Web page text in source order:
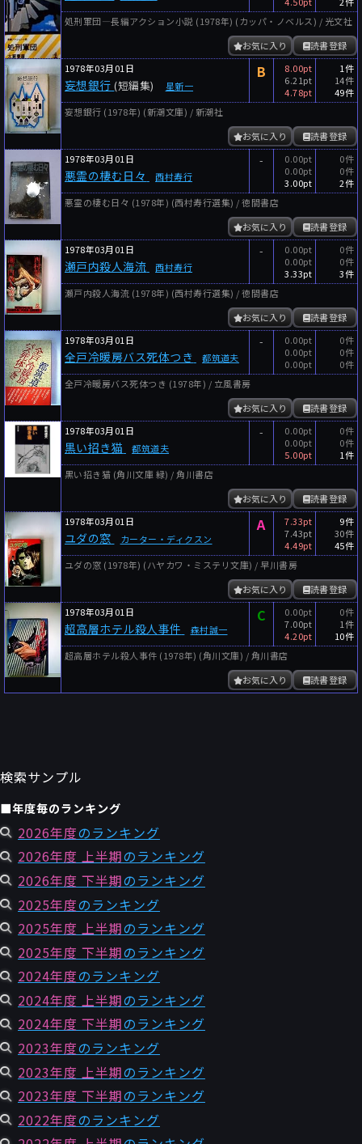
処刑軍団―長編アクション小説 (1978年) (カッパ・ノベルス) / 光文社
読書登録
お気に入り
1978年03月01日
妄想銀行 (短編集) 星新一
B
8.00pt
6.21pt
4.78pt
1件
14件
49件
妄想銀行 (1978年) (新潮文庫) / 新潮社
読書登録
お気に入り
1978年03月01日
悪霊の棲む日々 西村寿行
-
0.00pt
0.00pt
3.00pt
0件
0件
2件
悪霊の棲む日々 (1978年) (西村寿行選集) / 徳間書店
読書登録
お気に入り
1978年03月01日
瀬戸内殺人海流 西村寿行
-
0.00pt
0.00pt
3.33pt
0件
0件
3件
瀬戸内殺人海流 (1978年) (西村寿行選集) / 徳間書店
読書登録
お気に入り
1978年03月01日
全戸冷暖房バス死体つき 都筑道夫
-
0.00pt
0.00pt
0.00pt
0件
0件
0件
全戸冷暖房バス死体つき (1978年) / 立風書房
読書登録
お気に入り
1978年03月01日
黒い招き猫 都筑道夫
-
0.00pt
0.00pt
5.00pt
0件
0件
1件
黒い招き猫 (角川文庫 緑) / 角川書店
読書登録
お気に入り
1978年03月01日
ユダの窓 カーター・ディクスン
A
7.33pt
7.43pt
4.49pt
9件
30件
45件
ユダの窓 (1978年) (ハヤカワ・ミステリ文庫) / 早川書房
読書登録
お気に入り
1978年03月01日
超高層ホテル殺人事件 森村誠一
C
0.00pt
7.00pt
4.20pt
0件
1件
10件
超高層ホテル殺人事件 (1978年) (角川文庫) / 角川書店
読書登録
お気に入り
検索サンプル
■年度毎のランキング
2026年度のランキング
2026年度 上半期のランキング
2026年度 下半期のランキング
2025年度のランキング
2025年度 上半期のランキング
2025年度 下半期のランキング
2024年度のランキング
2024年度 上半期のランキング
2024年度 下半期のランキング
2023年度のランキング
2023年度 上半期のランキング
2023年度 下半期のランキング
2022年度のランキング